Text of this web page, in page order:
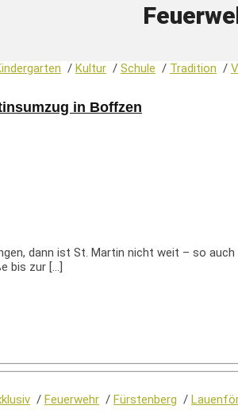
/ Kultur / Schule / Tradition /
in Boffzen
dann ist St. Martin nicht weit – so
bis zur […]
/ Feuerwehr / Fürstenberg /